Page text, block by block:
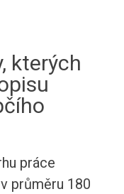
kterých
práce
průměru 180